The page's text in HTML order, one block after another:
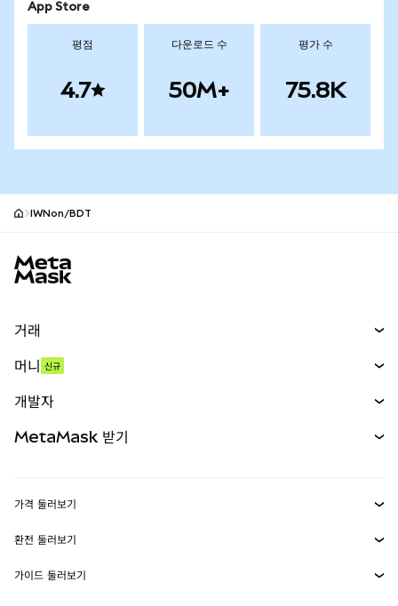
App Store
평점
4.7
다운로드 수
50M+
평가 수
75.8K
IWNon/BDT
거래
무기한 선물
실물자산
머니 신규
개발자
MetaMask Connect
Snaps
MetaMask 받기
보안
가격 둘러보기
이더리움 가격
솔라나 가격
환전 둘러보기
ETH를 USD로 환전
가이드 둘러보기